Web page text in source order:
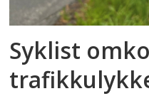
Syklist